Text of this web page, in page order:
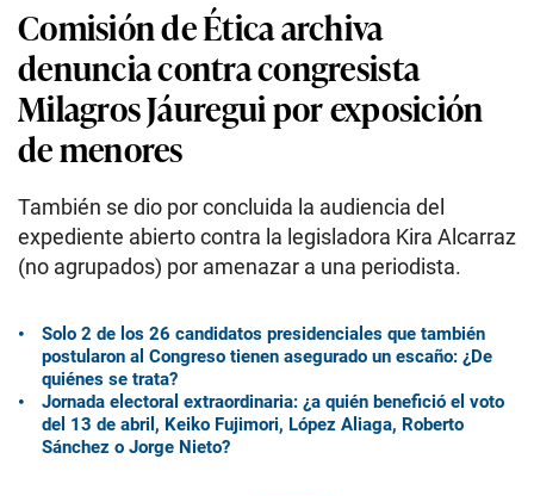
Comisión de Ética archiva
denuncia contra congresista
Milagros Jáuregui por exposición
de menores
También se dio por concluida la audiencia del
expediente abierto contra la legisladora Kira Alcarraz
(no agrupados) por amenazar a una periodista.
Solo 2 de los 26 candidatos presidenciales que también
postularon al Congreso tienen asegurado un escaño: ¿De
quiénes se trata?
Jornada electoral extraordinaria: ¿a quién benefició el voto
del 13 de abril, Keiko Fujimori, López Aliaga, Roberto
Sánchez o Jorge Nieto?